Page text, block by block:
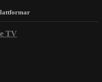
TV